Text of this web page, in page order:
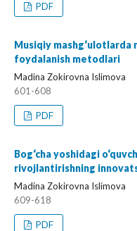
PDF
Musiqiy
foydalanish metodlari
Madina Zokirovna Islimova
601-608
PDF
Bog‘cha yoshidagi
rivojlantirishning
Madina Zokirovna Islimova
609-618
PDF